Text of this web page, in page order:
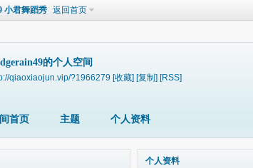
小君舞蹈秀 返回首页
的个人空间
qiaoxiaojun.vip/?1966279 [收藏] [复制] [RSS]
首页 主题 个人资料
个人资料